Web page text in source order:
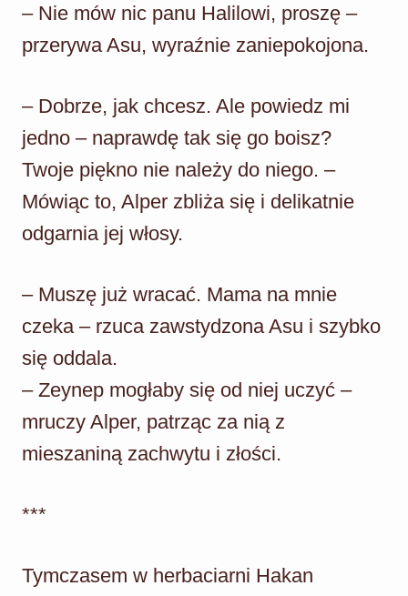
– Nie mów nic panu Halilowi, proszę –
przerywa Asu, wyraźnie zaniepokojona.
– Dobrze, jak chcesz. Ale powiedz mi
jedno – naprawdę tak się go boisz?
Twoje piękno nie należy do niego. –
Mówiąc to, Alper zbliża się i delikatnie
odgarnia jej włosy.
– Muszę już wracać. Mama na mnie
czeka – rzuca zawstydzona Asu i szybko
się oddala.
– Zeynep mogłaby się od niej uczyć –
mruczy Alper, patrząc za nią z
mieszaniną zachwytu i złości.
***
Tymczasem w herbaciarni Hakan